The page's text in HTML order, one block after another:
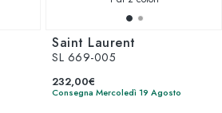
Saint Laurent
SL 669-005
232,00€
Consegna Mercoledì 19 Agosto